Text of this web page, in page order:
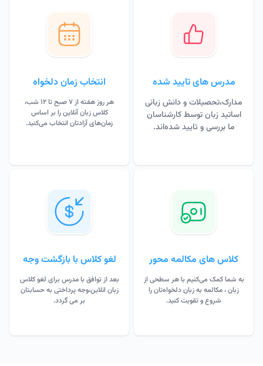
مدرس های تایید شده
مدارک،تحصیلات و دانش زبانی
اساتید زبان توسط کارشناسان
ما بررسی و تایید شده‌اند.
انتخاب زمان دلخواه
هر روز هفته از 7 صبح تا 12 شب،
کلاس زبان آنلاین را بر اساس
زمان‌های آزادتان انتخاب می‌کنید.
کلاس های مکالمه محور
به شما کمک می‌کنیم با هر سطحی از
زبان ، مکالمه به زبان دلخواه‌تان را
شروع و تقویت کنید.
لغو کلاس با بازگشت وجه
بعد از توافق با مدرس برای لغو کلاس
زبان انلاین،وجه پرداختی به حسابتان
بر می گردد.